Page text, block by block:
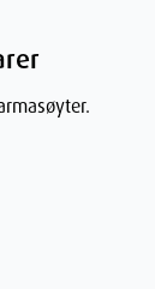
Simmondsia
Parkii Butter
Rubiginosa
(fra soya och
kokos), Citrus
Dulcis (C-